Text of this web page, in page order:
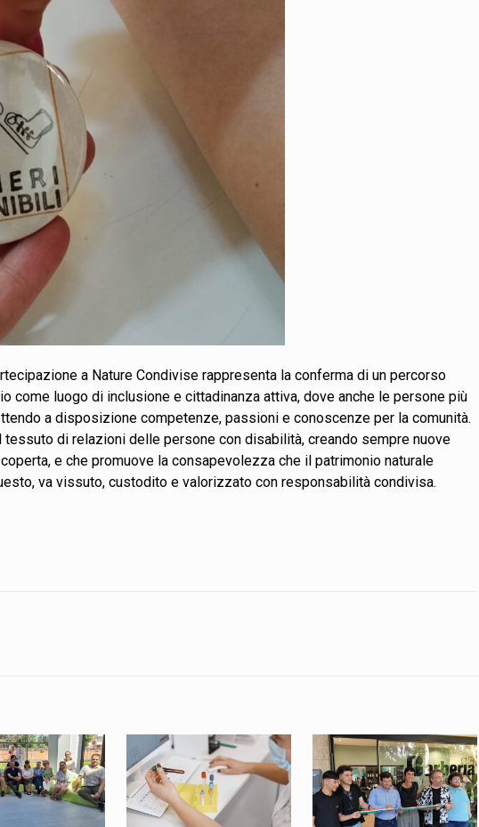
a Nature Condivise rappresenta la conferma di un percorso
come luogo di inclusione e cittadinanza attiva, dove anche le persone più
a disposizione competenze, passioni e conoscenze per la comunità.
di relazioni delle persone con disabilità, creando sempre nuove
e che promuove la consapevolezza che il patrimonio naturale
va vissuto, custodito e valorizzato con responsabilità condivisa.